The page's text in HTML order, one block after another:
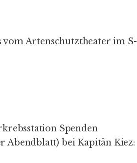
vomArtenschutztheater im S-
Spenden
Abendblatt) bei Kapitän Kiez: